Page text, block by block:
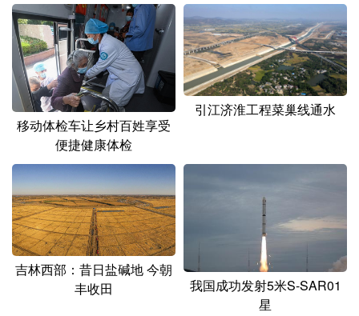
English Español Français عربى
Русский язык 日本語 한국어
Deutsch Português
移动体检车让乡村百姓享受
便捷健康体检
引江济淮工程菜巢线通水
吉林西部：昔日盐碱地 今朝
丰收田
我国成功发射5米S-SAR01
星